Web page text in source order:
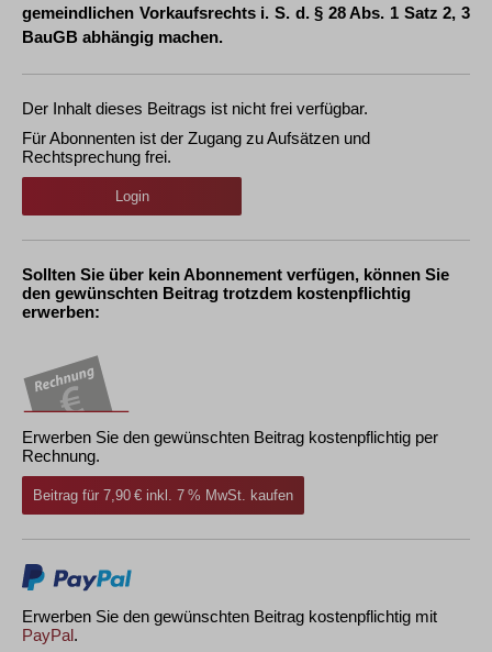
gemeindlichen Vorkaufsrechts i. S. d. § 28 Abs. 1 Satz 2, 3
BauGB abhängig machen.
Der Inhalt dieses Beitrags ist nicht frei verfügbar.
Für Abonnenten ist der Zugang zu Aufsätzen und
Rechtsprechung frei.
Login
Sollten Sie über kein Abonnement verfügen, können Sie
den gewünschten Beitrag trotzdem kostenpflichtig
erwerben:
Erwerben Sie den gewünschten Beitrag kostenpflichtig per
Rechnung.
Beitrag für 7,90 € inkl. 7 % MwSt. kaufen
Erwerben Sie den gewünschten Beitrag kostenpflichtig mit
PayPal.